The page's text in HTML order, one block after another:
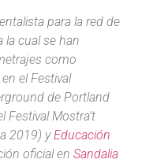
para la red de
la cual se han
como
el Festival
de Portland
Festival Mostra’t
2019) yEducación
oficial en Sandalia